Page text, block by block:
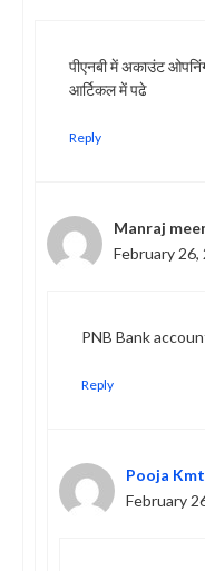
पीएनबी में अकाउंट
आर्टिकल में पढे
Reply
Manraj
February 26,
PNB Bank
Reply
Pooja Kmt
February